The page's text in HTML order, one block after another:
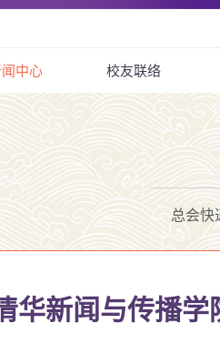
中心 校友联络
总会快
华新闻与传播